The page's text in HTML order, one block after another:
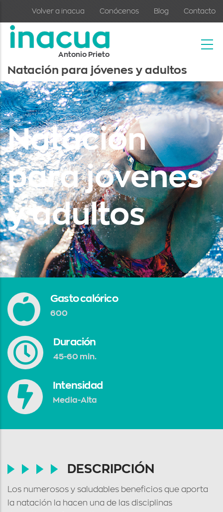
Skip to main content
Volver a inacua Conócenos Blog Contacto
Antonio Prieto
Natación para jóvenes y adultos
Natación
para jóvenes
y adultos
Gasto calórico
600
Duración
45-60 min.
Intensidad
Media-Alta
DESCRIPCIÓN
Los numerosos y saludables beneficios que aporta
la natación la hacen una de las disciplinas